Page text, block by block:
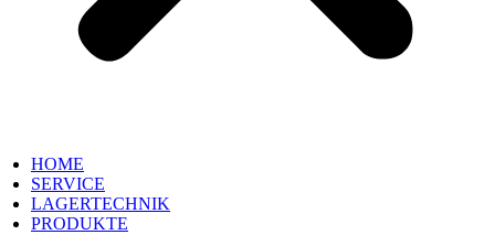
HOME
SERVICE
LAGERTECHNIK
PRODUKTE